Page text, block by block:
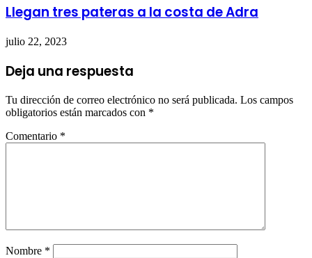
Llegan tres pateras a la costa de Adra
julio 22, 2023
Deja una respuesta
Tu dirección de correo electrónico no será publicada. Los campos
obligatorios están marcados con *
Comentario *
Nombre *